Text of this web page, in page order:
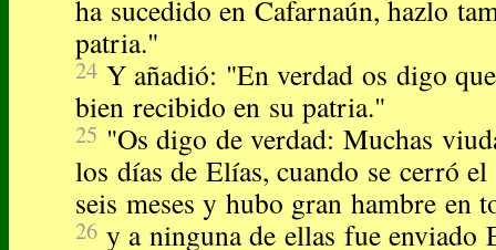
ha sucedido en Cafarnaún, hazlo
patria."
24 Y añadió: "En verdad os digo
bien recibido en su patria."
25 "Os digo de verdad: Muchas
los días de Elías, cuando se cerró
seis meses y hubo gran hambre en
26 y a ninguna de ellas fue enviado